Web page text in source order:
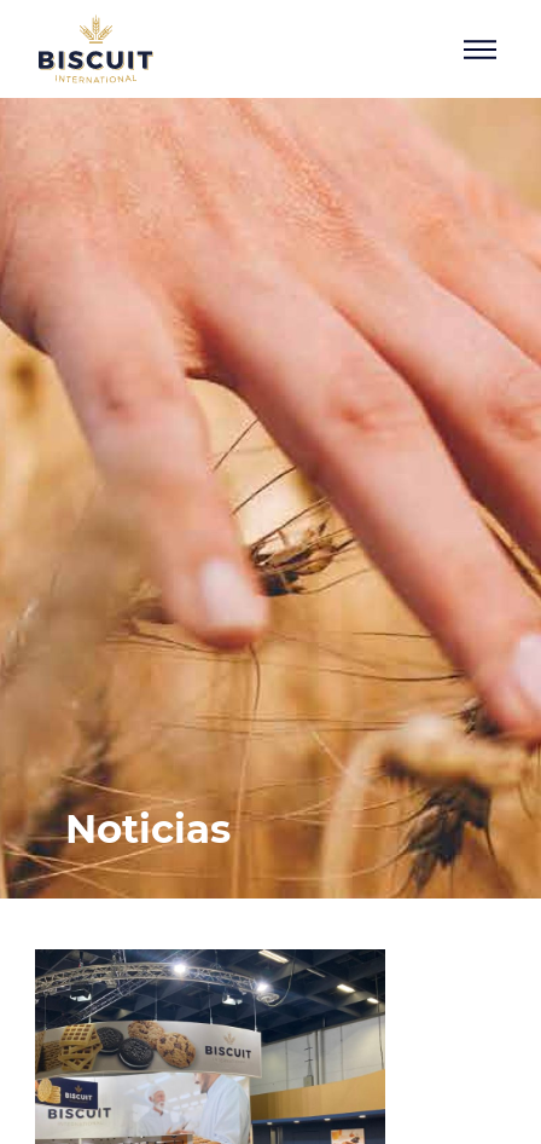
Aller au contenu
Noticias